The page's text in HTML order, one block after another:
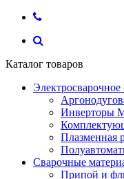
Каталог товаров
Электросварочное
Инверторы
Плазменная
Сварочные
Припой и